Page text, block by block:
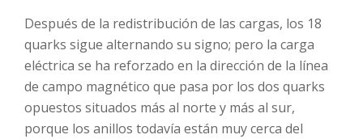
Después de la redistribución de las cargas, los 18
quarks sigue alternando su signo; pero la carga
eléctrica se ha reforzado en la dirección de la línea
de campo magnético que pasa por los dos quarks
opuestos situados más al norte y más al sur,
porque los anillos todavía están muy cerca del